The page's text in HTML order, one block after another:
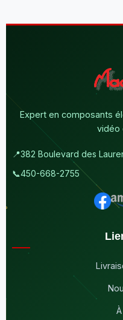
Expert en composants
vidéo
📍382 Boulevard des
📞450-668-2755